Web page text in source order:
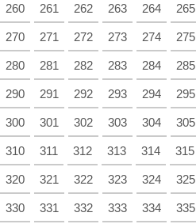
260 261 262 263 264 265
270 271 272 273 274 275
280 281 282 283 284 285
290 291 292 293 294 295
300 301 302 303 304 305
310 311 312 313 314 315
320 321 322 323 324 325
330 331 332 333 334 335